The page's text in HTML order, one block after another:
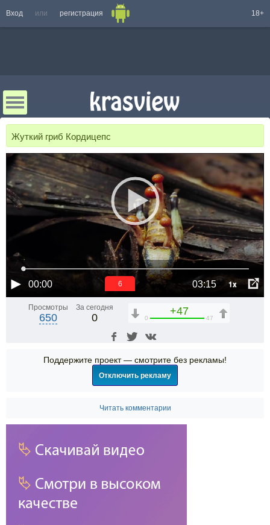
Вход или регистрация 18+
Жуткий гриб Кордицепс
00:00 03:15 1x
6
Просмотры
650
За сегодня
0
+47
0 47
Поддержите проект — смотрите без рекламы!
Отключить рекламу
Читать комментарии